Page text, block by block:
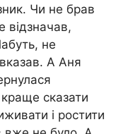
Чи не брав
відзначав,
не
А Аня
сказати
і ростити